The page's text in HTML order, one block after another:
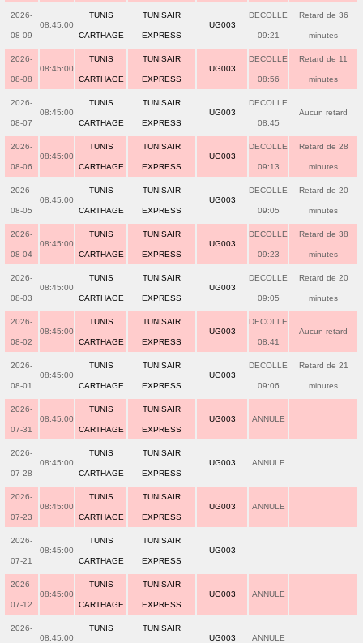
2026-
08-09
08:45:00
TUNIS
CARTHAGE
TUNISAIR
EXPRESS
UG003
DECOLLE
09:21
Retard de 36
minutes
2026-
08-08
08:45:00
TUNIS
CARTHAGE
TUNISAIR
EXPRESS
UG003
DECOLLE
08:56
Retard de 11
minutes
2026-
08-07
08:45:00
TUNIS
CARTHAGE
TUNISAIR
EXPRESS
UG003
DECOLLE
08:45
Aucun retard
2026-
08-06
08:45:00
TUNIS
CARTHAGE
TUNISAIR
EXPRESS
UG003
DECOLLE
09:13
Retard de 28
minutes
2026-
08-05
08:45:00
TUNIS
CARTHAGE
TUNISAIR
EXPRESS
UG003
DECOLLE
09:05
Retard de 20
minutes
2026-
08-04
08:45:00
TUNIS
CARTHAGE
TUNISAIR
EXPRESS
UG003
DECOLLE
09:23
Retard de 38
minutes
2026-
08-03
08:45:00
TUNIS
CARTHAGE
TUNISAIR
EXPRESS
UG003
DECOLLE
09:05
Retard de 20
minutes
2026-
08-02
08:45:00
TUNIS
CARTHAGE
TUNISAIR
EXPRESS
UG003
DECOLLE
08:41
Aucun retard
2026-
08-01
08:45:00
TUNIS
CARTHAGE
TUNISAIR
EXPRESS
UG003
DECOLLE
09:06
Retard de 21
minutes
2026-
07-31
08:45:00
TUNIS
CARTHAGE
TUNISAIR
EXPRESS
UG003 ANNULE
2026-
07-28
08:45:00
TUNIS
CARTHAGE
TUNISAIR
EXPRESS
UG003 ANNULE
2026-
07-23
08:45:00
TUNIS
CARTHAGE
TUNISAIR
EXPRESS
UG003 ANNULE
2026-
07-21
08:45:00
TUNIS
CARTHAGE
TUNISAIR
EXPRESS
UG003
2026-
07-12
08:45:00
TUNIS
CARTHAGE
TUNISAIR
EXPRESS
UG003 ANNULE
2026-
08:45:00
TUNIS TUNISAIR
UG003 ANNULE